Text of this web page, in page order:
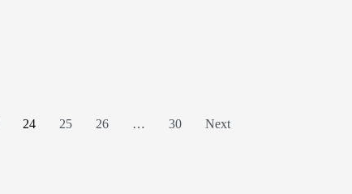
24 25 26 … 30 Next